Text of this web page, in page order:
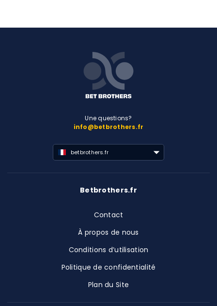
Une questions?
info@betbrothers.fr
betbrothers.fr
Betbrothers.fr
Contact
À propos de nous
Conditions d’utilisation
Politique de confidentialité
Plan du Site